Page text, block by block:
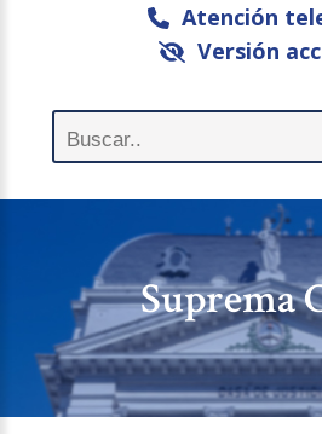
Atención
Versión
Suprema